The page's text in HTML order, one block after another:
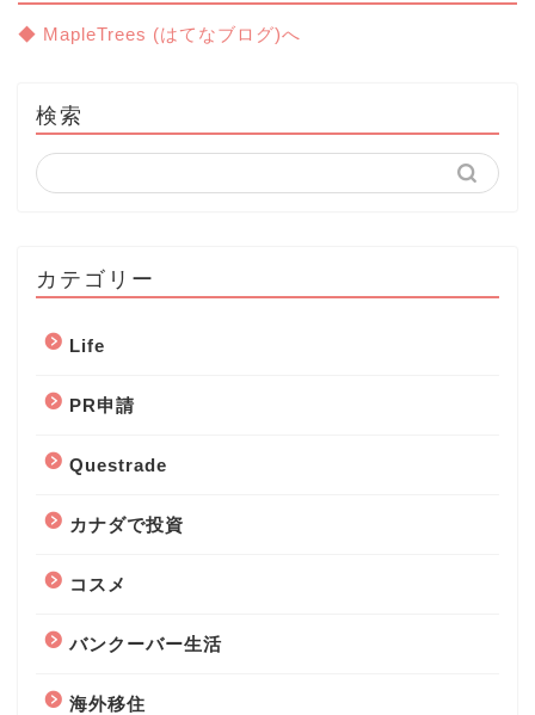
◆ MapleTrees (はてなブログ)へ
検索
カテゴリー
Life
PR申請
Questrade
カナダで投資
コスメ
バンクーバー生活
海外移住